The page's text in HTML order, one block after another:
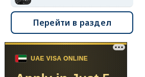
Перейти в раздел